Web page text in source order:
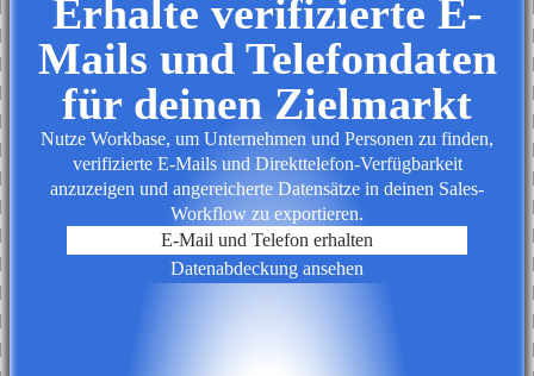
Erhalte verifizierte E-
Mails und Telefondaten
für deinen Zielmarkt
Nutze Workbase, um Unternehmen und Personen zu finden,
verifizierte E-Mails und Direkttelefon-Verfügbarkeit
anzuzeigen und angereicherte Datensätze in deinen Sales-
Workflow zu exportieren.
E-Mail und Telefon erhalten
Datenabdeckung ansehen